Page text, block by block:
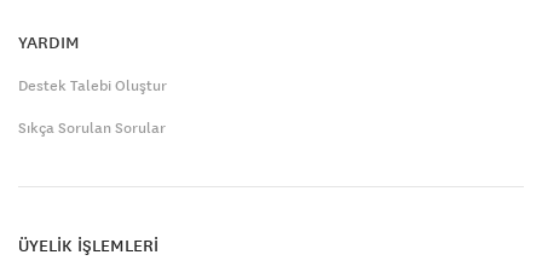
YARDIM
Destek Talebi Oluştur
Sıkça Sorulan Sorular
ÜYELİK İŞLEMLERİ